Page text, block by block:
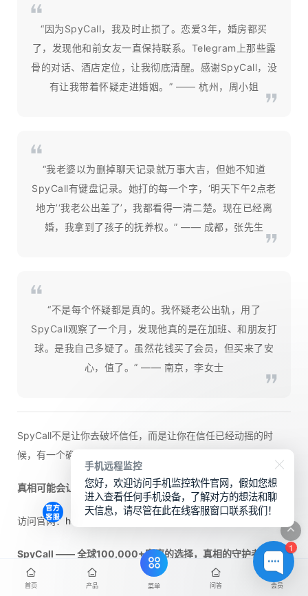
“因为SpyCall，我及时止损了。恋爱3年，婚房都买
了，发现他和前女友一直保持联系。Telegram上那些露
骨的对话、酒店定位，让我彻底清醒。感谢SpyCall，没
有让我带着怀疑走进婚姻。” —— 杭州，周小姐
“我老婆以为删掉聊天记录就万事大吉，但她不知道
SpyCall有键盘记录。她打的每一个字，‘明天下午2点老
地方’‘我老公出差了’，我都看得一清二楚。现在已经离
婚，我拿到了孩子的抚养权。” —— 成都，张先生
“不是每个怀疑都是真的。我怀疑老公出轨，用了
SpyCall观察了一个月，发现他真的是在加班、和朋友打
球。是我自己多疑了。虽然花钱买了会员，但买来了安
心，值了。” —— 南京，李女士
SpyCall不是让你去破坏信任，而是让你在信任已经动摇的时
候，有一个确认真相的工具。
真相可能会让你痛苦，但谎言会让你痛苦一辈子。
访问官网： https://www.juliushui.com
SpyCall —— 全球100,000+家庭的选择，真相的守护者。
首页 产品 菜单 问答 会员
1
手机远程监控
您好，欢迎访问手机监控软件官网，假如您想
进入查看任何手机设备，了解对方的想法和聊
天信息，请尽管在此在线客服窗口联系我们！